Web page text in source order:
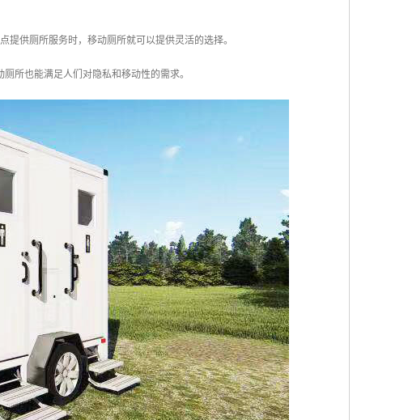
供厕所服务时，移动厕所就可以提供灵活的选择。
所也能满足人们对隐私和移动性的需求。